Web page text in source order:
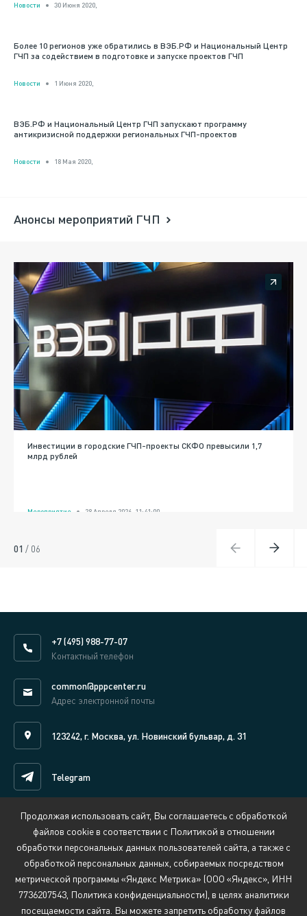
Новости 30 Июня 2020,
Более 10 регионов уже обратились в ВЭБ.РФ и Национальный Центр
ГЧП за содействием в подготовке и запуске проектов ГЧП
Новости 1 Июня 2020,
ВЭБ.РФ и Национальный Центр ГЧП запускают программу
антикризисной поддержки региональных ГЧП-проектов
Новости 18 Мая 2020,
Анонсы мероприятий ГЧП
Инвестиции в городские ГЧП-проекты СКФО превысили 1,7
млрд рублей
Мероприятие 28 Апреля 2026, 11:41:00
01 / 06
+7 (495) 988-77-07
Контактный телефон
common@pppcenter.ru
Адрес электронной почты
123242, г. Москва, ул. Новинский бульвар, д. 31
Telegram
Написать нам онлайн
Политика обработки персональных данных
Противодействие коррупции
Продолжая использовать сайт, Вы соглашаетесь с обработкой
файлов cookie в соответствии с Политикой в отношении
обработки персональных данных пользователей сайта, а также с
обработкой персональных данных, собираемых посредством
метрической программы «Яндекс Метрика» (ООО «Яндекс», ИНН
7736207543, Политика конфиденциальности), в целях аналитики
посещаемости сайта. Вы можете запретить обработку файлов